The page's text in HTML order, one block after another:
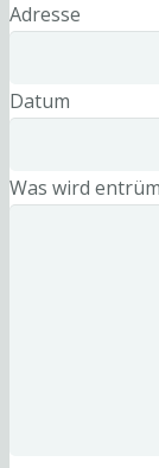
Adresse
Datum
Was wird